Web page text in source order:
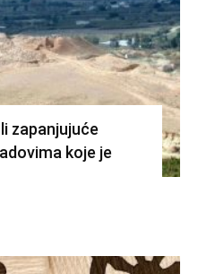
zapanjujuće
koje je